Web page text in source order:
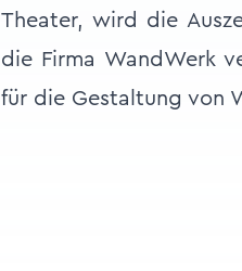
Theater, wird die
die Firma WandWerk
für die Gestaltung von